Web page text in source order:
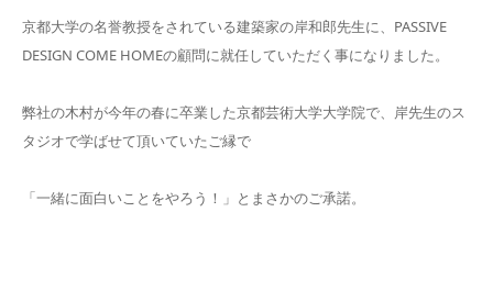
京都大学の名誉教授をされている建築家の岸和郎先生に、PASSIVE
DESIGN COME HOMEの顧問に就任していただく事になりました。
弊社の木村が今年の春に卒業した京都芸術大学大学院で、岸先生のス
タジオで学ばせて頂いていたご縁で
「一緒に面白いことをやろう！」とまさかのご承諾。